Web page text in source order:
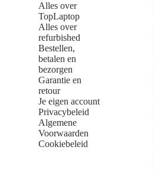
Alles over
TopLaptop
Alles over
refurbished
Bestellen,
betalen en
bezorgen
Garantie en
retour
Je eigen account
Privacybeleid
Algemene
Voorwaarden
Cookiebeleid